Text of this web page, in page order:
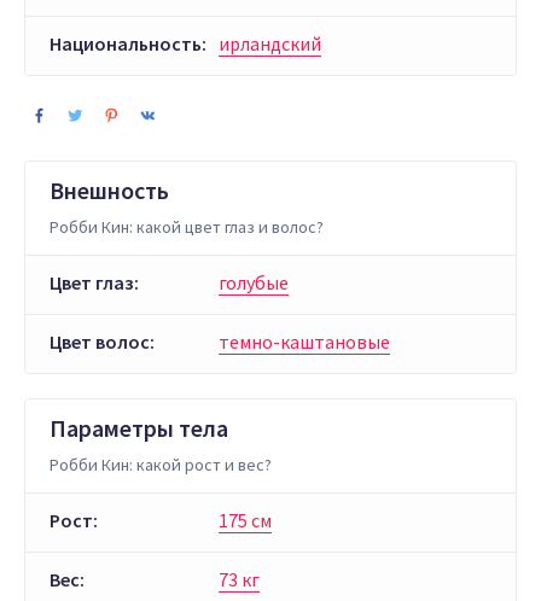
Национальность: ирландский
Внешность
Робби Кин: какой цвет глаз и волос?
Цвет глаз: голубые
Цвет волос: темно-каштановые
Параметры тела
Робби Кин: какой рост и вес?
Рост: 175 см
Вес: 73 кг